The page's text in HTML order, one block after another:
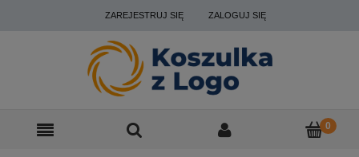
ZAREJESTRUJ SIĘ ZALOGUJ SIĘ